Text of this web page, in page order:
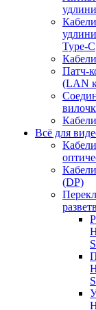
Type-C
Патч-
(LAN
Всё для
(DP)